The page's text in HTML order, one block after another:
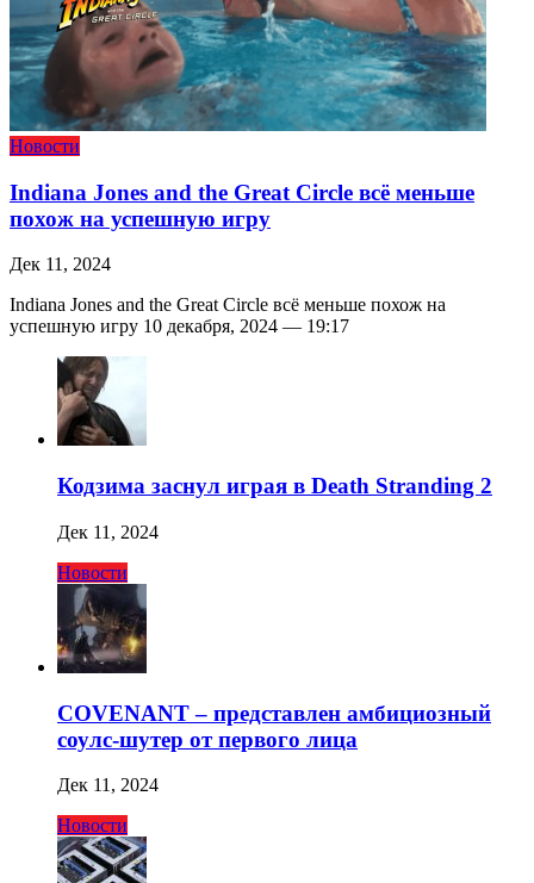
Новости
Indiana Jones and the Great Circle всё меньше
похож на успешную игру
Дек 11, 2024
Indiana Jones and the Great Circle всё меньше похож на
успешную игру 10 декабря, 2024 — 19:17
Кодзима заснул играя в Death Stranding 2
Дек 11, 2024
Новости
COVENANT – представлен амбициозный
соулс-шутер от первого лица
Дек 11, 2024
Новости